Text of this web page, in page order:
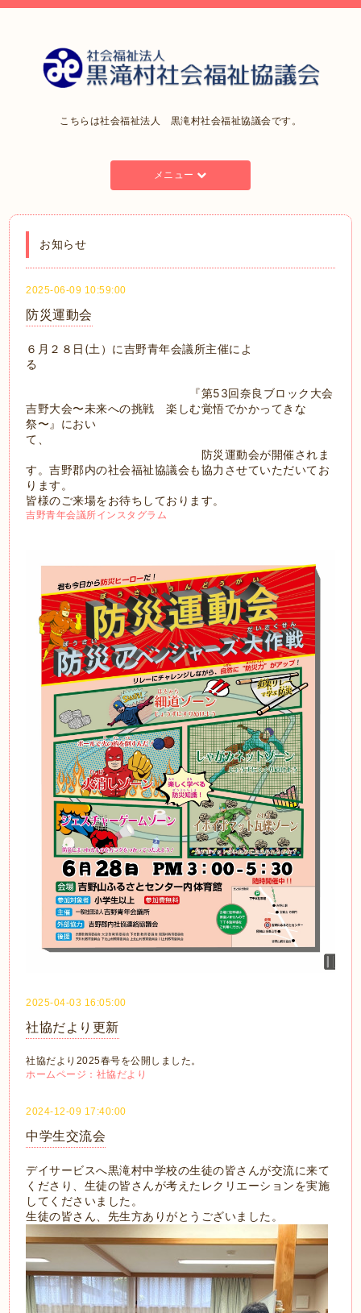
こちらは社会福祉法人 黒滝村社会福祉協議会です。
メニュー
お知らせ
2025-06-09 10:59:00
防災運動会
６月２８日(土）に吉野青年会議所主催によ
る
『第53回奈良ブロック大会
吉野大会〜未来への挑戦 楽しむ覚悟でかかってきな
祭〜』におい
て、
防災運動会が開催されま
す。吉野郡内の社会福祉協議会も協力させていただいてお
ります。
皆様のご来場をお待ちしております。
吉野青年会議所インスタグラム
2025-04-03 16:05:00
社協だより更新
社協だより2025春号を公開しました。
ホームページ：社協だより
2024-12-09 17:40:00
中学生交流会
デイサービスへ黒滝村中学校の生徒の皆さんが交流に来て
くださり、生徒の皆さんが考えたレクリエーションを実施
してくださいました。
生徒の皆さん、先生方ありがとうございました。